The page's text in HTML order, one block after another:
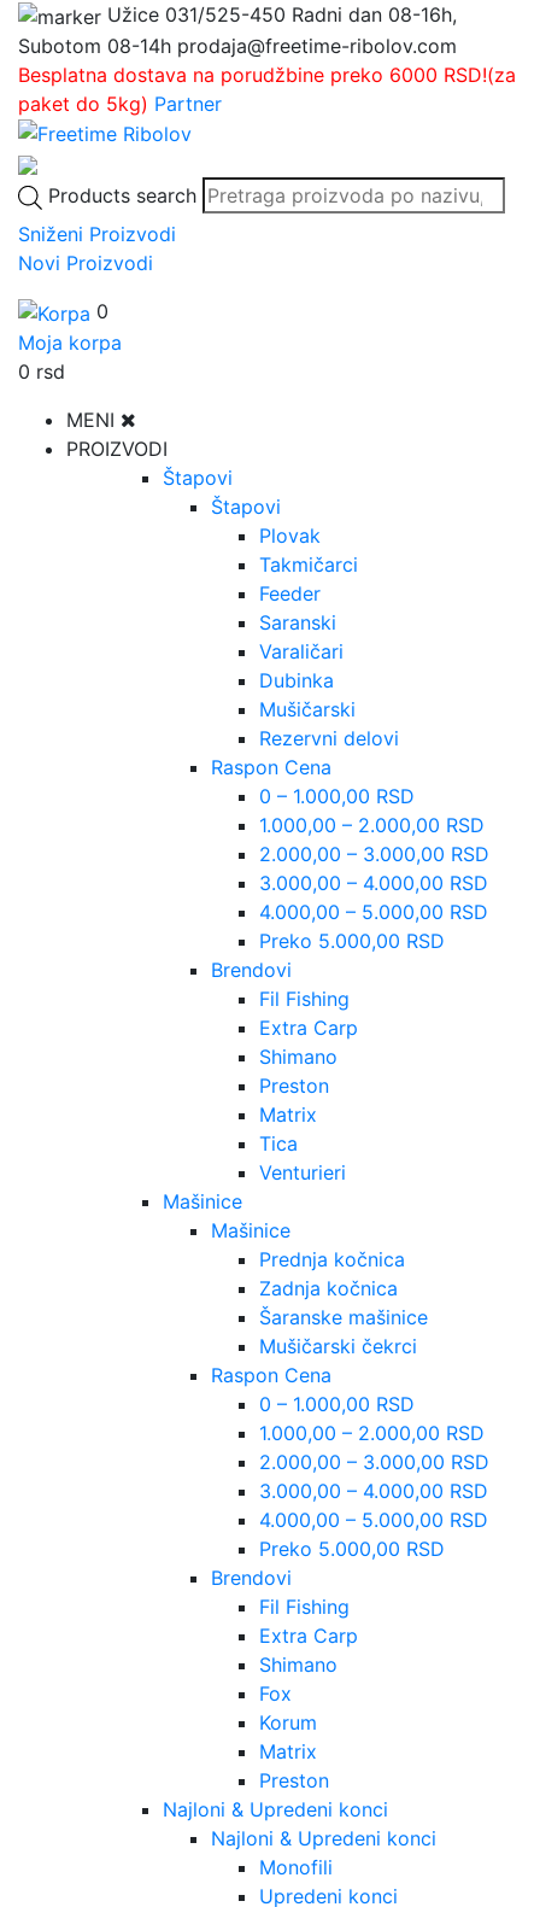
Užice 031/525-450 Radni dan 08-16h,
Subotom 08-14h prodaja@freetime-ribolov.com
Besplatna dostava na porudžbine preko 6000 RSD!(za
paket do 5kg) Partner
Products search
Sniženi Proizvodi
Novi Proizvodi
0
Moja korpa
0 rsd
MENI
PROIZVODI
Štapovi
Štapovi
Plovak
Takmičarci
Feeder
Saranski
Varaličari
Dubinka
Mušičarski
Rezervni delovi
Raspon Cena
0 – 1.000,00 RSD
1.000,00 – 2.000,00 RSD
2.000,00 – 3.000,00 RSD
3.000,00 – 4.000,00 RSD
4.000,00 – 5.000,00 RSD
Preko 5.000,00 RSD
Brendovi
Fil Fishing
Extra Carp
Shimano
Preston
Matrix
Tica
Venturieri
Mašinice
Mašinice
Prednja kočnica
Zadnja kočnica
Šaranske mašinice
Mušičarski čekrci
Raspon Cena
0 – 1.000,00 RSD
1.000,00 – 2.000,00 RSD
2.000,00 – 3.000,00 RSD
3.000,00 – 4.000,00 RSD
4.000,00 – 5.000,00 RSD
Preko 5.000,00 RSD
Brendovi
Fil Fishing
Extra Carp
Shimano
Fox
Korum
Matrix
Preston
Najloni & Upredeni konci
Najloni & Upredeni konci
Monofili
Upredeni konci